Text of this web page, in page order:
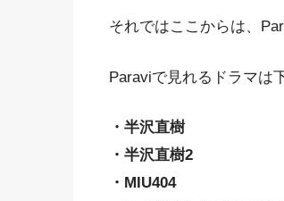
それではここからは、
Paraviで見れるドラマは
・半沢直樹
・半沢直樹2
・MIU404